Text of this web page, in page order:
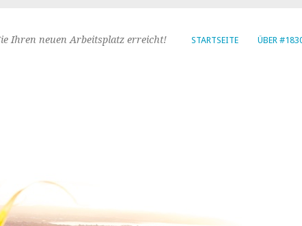
STARTSEITE ÜBER
Ihren neuen Arbeitsplatz erreicht!